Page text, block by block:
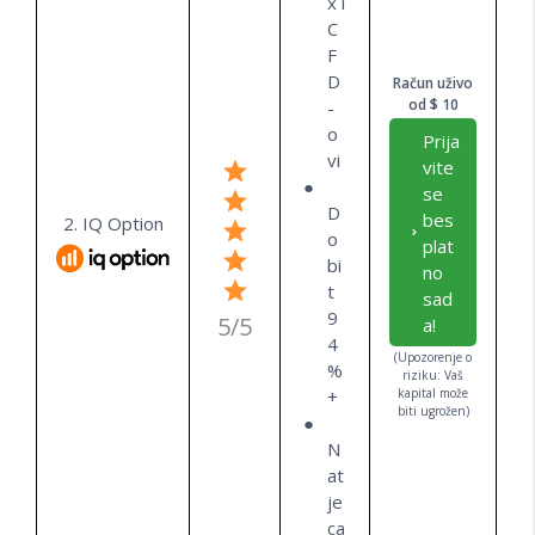
2. IQ Option
5/5
C
F
D
-
o
vi
D
o
bi
t
9
4
%
+
N
at
je
ca
Račun uživo
od $ 10
Prija
vite
se
bes
plat
no
sad
a!
(Upozorenje o
riziku: Vaš
kapital može
biti ugrožen)